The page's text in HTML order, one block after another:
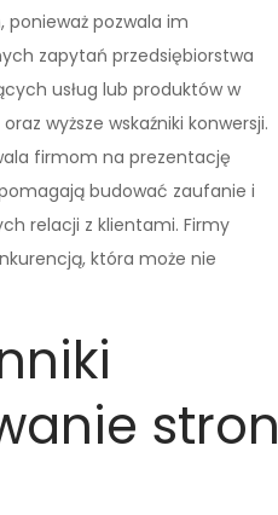
ponieważ pozwala im
zapytań przedsiębiorstwa
usług lub produktów w
wyższe wskaźniki konwersji.
firmom na prezentację
budować zaufanie i
relacji z klientami. Firmy
która może nie
stron